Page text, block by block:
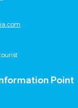
Point